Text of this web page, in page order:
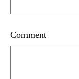
Comment